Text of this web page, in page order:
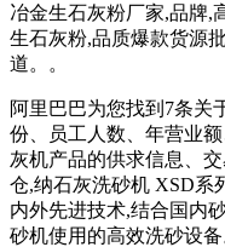
冶金生石灰粉厂家,品牌,
生石灰粉,品质爆款货源
道。。
阿里巴巴为您找到7条关
份、员工人数、年营业
灰机产品的供求信息、
仓,纳石灰洗砂机 XSD系
内外先进技术,结合国内
砂机使用的高效洗砂设